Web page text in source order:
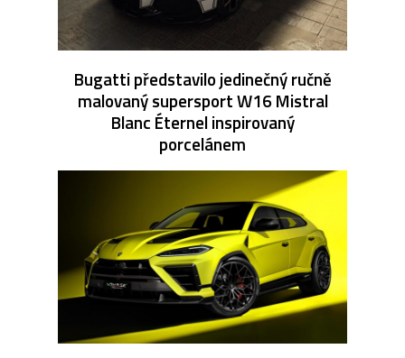
Bugatti představilo jedinečný ručně
malovaný supersport W16 Mistral
Blanc Éternel inspirovaný
porcelánem